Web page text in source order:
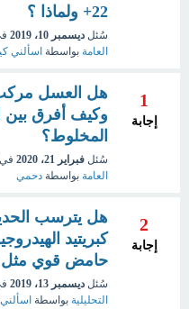
22+ ولماذا ؟
سُئل ديسمبر 10، 2019
العامة بواسطة اسألني
1
إجابة
هل العسل
وكيف أفرق بين
المخلوط؟
سُئل فبراير 21، 2020
العامة بواسطة دحمي
2
إجابة
هل يترسب
كبريتيد
حامض قوي مثل HCl؟
سُئل ديسمبر 13، 2019
التحليلية بواسطة